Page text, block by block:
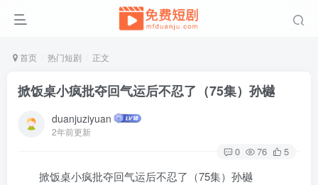
首页 热门短剧 正文
掀饭桌小疯批夺回气运后不忍了（75集）孙樾
duanjuziyuan
2年前更新
0 76 5
掀饭桌小疯批夺回气运后不忍了（75集）孙樾